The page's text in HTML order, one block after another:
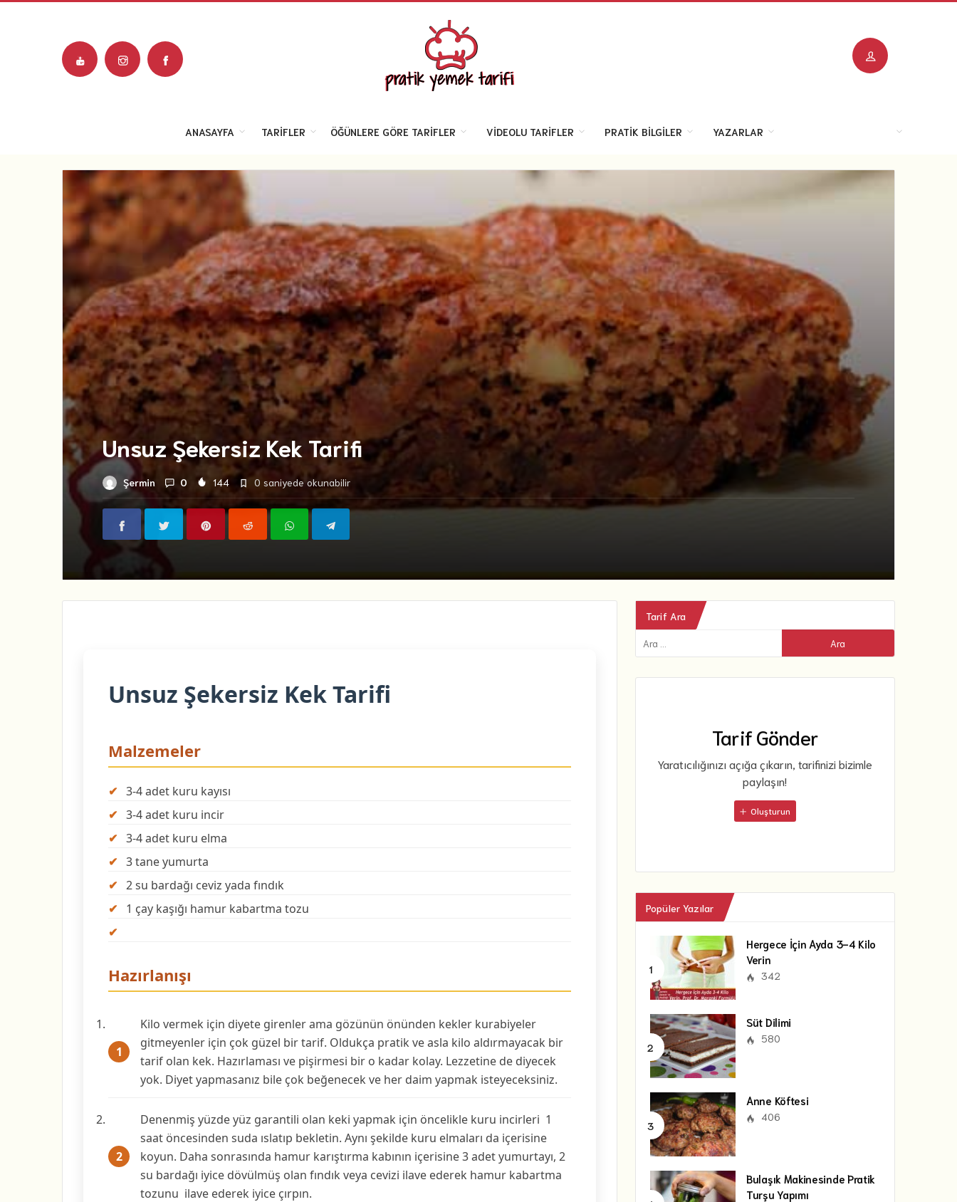
ANASAYFA TARIFLER ÖĞÜNLERE GÖRE TARIFLER VIDEOLU TARIFLER PRATIK BILGILER YAZARLAR
Unsuz Şekersiz Kek Tarifi
Şermin 0 144 0 saniyede okunabilir
Unsuz Şekersiz Kek Tarifi
Malzemeler
3-4 adet kuru kayısı
3-4 adet kuru incir
3-4 adet kuru elma
3 tane yumurta
2 su bardağı ceviz yada fındık
1 çay kaşığı hamur kabartma tozu
Hazırlanışı
Kilo vermek için diyete girenler ama gözünün önünden kekler kurabiyeler
gitmeyenler için çok güzel bir tarif. Oldukça pratik ve asla kilo aldırmayacak bir
tarif olan kek. Hazırlaması ve pişirmesi bir o kadar kolay. Lezzetine de diyecek
yok. Diyet yapmasanız bile çok beğenecek ve her daim yapmak isteyeceksiniz.
Denenmiş yüzde yüz garantili olan keki yapmak için öncelikle kuru incirleri 1
saat öncesinden suda ıslatıp bekletin. Aynı şekilde kuru elmaları da içerisine
koyun. Daha sonrasında hamur karıştırma kabının içerisine 3 adet yumurtayı, 2
su bardağı iyice dövülmüş olan fındık veya cevizi ilave ederek hamur kabartma
tozunu ilave ederek iyice çırpın.
Tarif Ara
Tarif Gönder
Yaratıcılığınızı açığa çıkarın, tarifinizi bizimle
paylaşın!
Oluşturun
Popüler Yazılar
Hergece İçin Ayda 3-4 Kilo
Verin
342
Süt Dilimi
580
Anne Köftesi
406
Bulaşık Makinesinde Pratik
Turşu Yapımı